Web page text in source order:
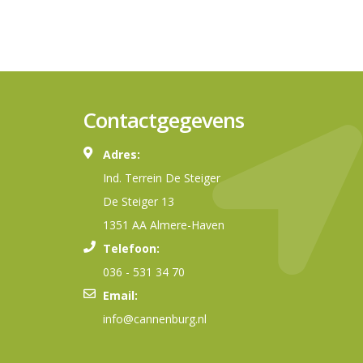
Contactgegevens
Adres:
Ind. Terrein De Steiger
De Steiger 13
1351 AA Almere-Haven
Telefoon:
036 - 531 34 70
Email:
info@cannenburg.nl